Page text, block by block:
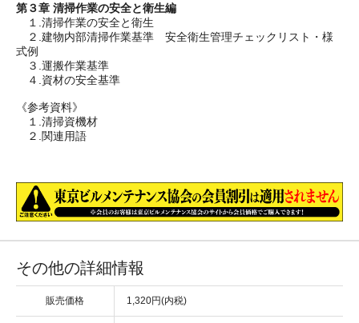
第３章 清掃作業の安全と衛生編
１.清掃作業の安全と衛生
２.建物内部清掃作業基準 安全衛生管理チェックリスト・様
式例
３.運搬作業基準
４.資材の安全基準
《参考資料》
１.清掃資機材
２.関連用語
その他の詳細情報
販売価格 1,320円(内税)